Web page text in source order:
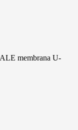
membrana U-